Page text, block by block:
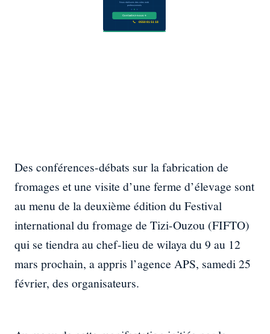
Des conférences-débats sur la fabrication de
fromages et une visite d’une ferme d’élevage sont
au menu de la deuxième édition du Festival
international du fromage de Tizi-Ouzou (FIFTO)
qui se tiendra au chef-lieu de wilaya du 9 au 12
mars prochain, a appris l’agence APS, samedi 25
février, des organisateurs.